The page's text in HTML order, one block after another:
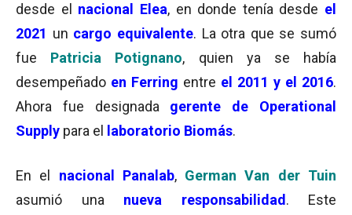
desde el nacional Elea, en donde tenía desde el
2021 un cargo equivalente. La otra que se sumó
fue Patricia Potignano, quien ya se había
desempeñado en Ferring entre el 2011 y el 2016.
Ahora fue designada gerente de Operational
Supply para el laboratorio Biomás.
En el nacional Panalab, German Van der Tuin
asumió una nueva responsabilidad . Este